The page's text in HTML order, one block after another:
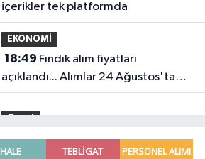
içerikler tek platformda
EKONOMİ
18:49
açıklandı... Alımlar 24 Ağustos'ta
başlıyor
Genel
18:48.